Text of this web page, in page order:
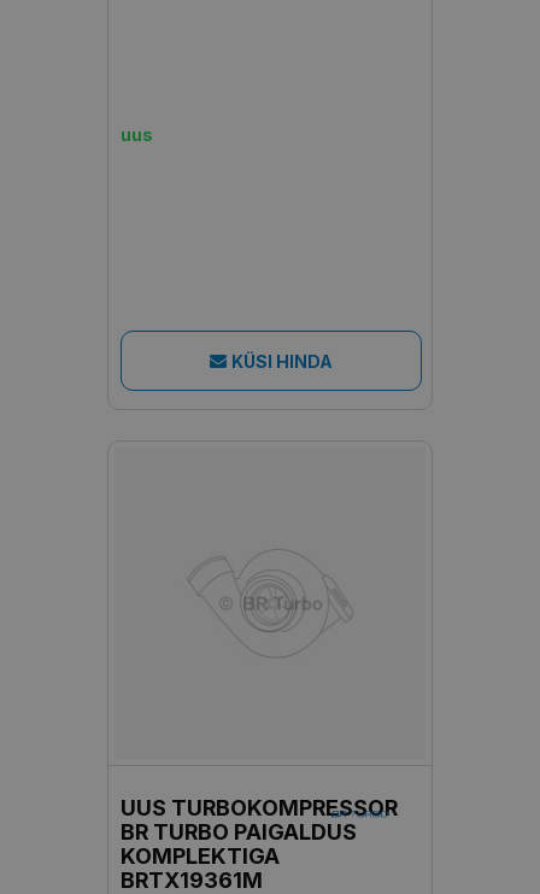
uus
KÜSI HINDA
UUS TURBOKOMPRESSOR
BR TURBO PAIGALDUS
KOMPLEKTIGA
BRTX19361M